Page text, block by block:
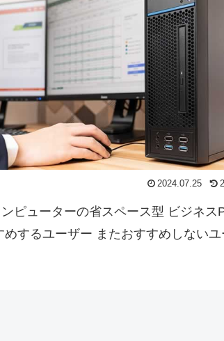
2024.07.25
ピューターの省スペース型 ビジネス
するユーザー またおすすめしない